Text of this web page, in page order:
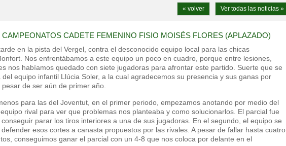
Ver todas las noticias »
« volver
CAMPEONATOS CADETE FEMENINO FISIO MOISÉS FLORES (APLAZADO)
en la pista del Vergel, contra el desconocido equipo local para las chicas
Nos enfrentábamos a este equipo un poco en cuadro, porque entre lesiones,
nos habíamos quedado con siete jugadoras para afrontar este partido. Suerte que se
equipo infantil Llúcia Soler, a la cual agradecemos su presencia y sus ganas por
pesar de ser aún de primer año.
para las del Joventut, en el primer periodo, empezamos anotando por medio del
rival para ver que problemas nos planteaba y como solucionarlos. El parcial fue
parar los tiros interiores a una de sus jugadoras. En el segundo, el equipo se
esos cortes a canasta propuestos por las rivales. A pesar de fallar hasta cuatro
conseguimos ganar el parcial con un 4-8 que nos coloca por delante en el